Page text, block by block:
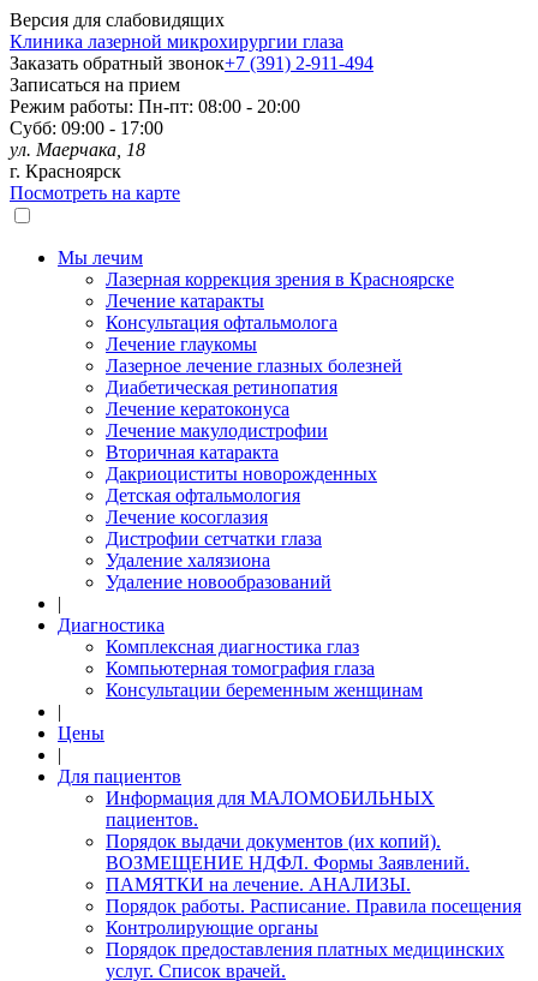
Версия для слабовидящих
Клиника лазерной микрохирургии глаза
Заказать обратный звонок+7 (391) 2-911-494
Записаться на прием
Режим работы: Пн-пт: 08:00 - 20:00
Субб: 09:00 - 17:00
ул. Маерчака, 18
г. Красноярск
Посмотреть на карте
Мы лечим
Лазерная коррекция зрения в Красноярске
Лечение катаракты
Консультация офтальмолога
Лечение глаукомы
Лазерное лечение глазных болезней
Диабетическая ретинопатия
Лечение кератоконуса
Лечение макулодистрофии
Вторичная катаракта
Дакриоциститы новорожденных
Детская офтальмология
Лечение косоглазия
Дистрофии сетчатки глаза
Удаление халязиона
Удаление новообразований
|
Диагностика
Комплексная диагностика глаз
Компьютерная томография глаза
Консультации беременным женщинам
|
Цены
|
Для пациентов
Информация для МАЛОМОБИЛЬНЫХ
пациентов.
Порядок выдачи документов (их копий).
ВОЗМЕЩЕНИЕ НДФЛ. Формы Заявлений.
ПАМЯТКИ на лечение. АНАЛИЗЫ.
Порядок работы. Расписание. Правила посещения
Контролирующие органы
Порядок предоставления платных медицинских
услуг. Список врачей.